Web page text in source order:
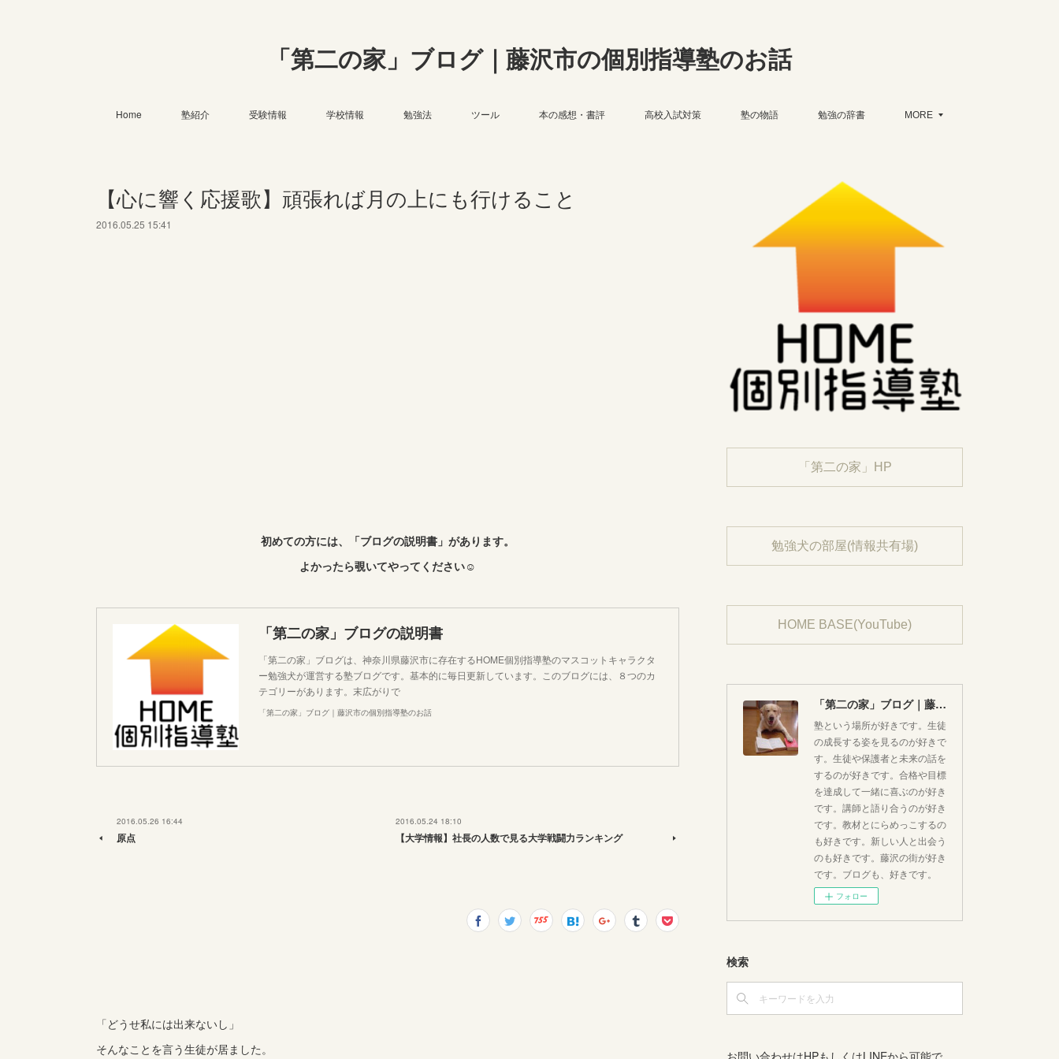
「第二の家」ブログ｜藤沢市の個別指導塾のお話
Home 塾紹介 受験情報 学校情報 勉強法 ツール 本の感想・書評 高校入試対策 塾の物語 勉強の辞書 MORE
【心に響く応援歌】頑張れば月の上にも行けること
2016.05.25 15:41
初めての方には、「ブログの説明書」があります。
よかったら覗いてやってください☺︎
「第二の家」ブログの説明書
「第二の家」ブログは、神奈川県藤沢市に存在するHOME個別指導塾のマスコットキャラクタ
ー勉強犬が運営する塾ブログです。基本的に毎日更新しています。このブログには、８つのカ
テゴリーがあります。末広がりで
「第二の家」ブログ｜藤沢市の個別指導塾のお話
2016.05.26 16:44
原点
2016.05.24 18:10
【大学情報】社長の人数で見る大学戦闘力ランキング
「どうせ私には出来ないし」
そんなことを言う生徒が居ました。
「第二の家」HP
勉強犬の部屋(情報共有場)
HOME BASE(YouTube)
「第二の家」ブログ｜藤沢市の個別指導塾のお話
塾という場所が好きです。生徒
の成長する姿を見るのが好きで
す。生徒や保護者と未来の話を
するのが好きです。合格や目標
を達成して一緒に喜ぶのが好き
です。講師と語り合うのが好き
です。教材とにらめっこするの
も好きです。新しい人と出会う
のも好きです。藤沢の街が好き
です。ブログも、好きです。
フォロー
検索
お問い合わせはHPもしくはLINEから可能で